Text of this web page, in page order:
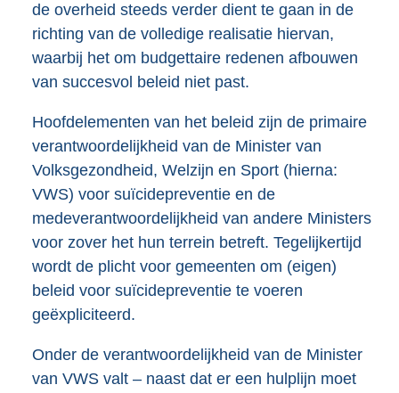
de overheid steeds verder dient te gaan in de
richting van de volledige realisatie hiervan,
waarbij het om budgettaire redenen afbouwen
van succesvol beleid niet past.
Hoofdelementen van het beleid zijn de primaire
verantwoordelijkheid van de Minister van
Volksgezondheid, Welzijn en Sport (hierna:
VWS) voor suïcidepreventie en de
medeverantwoordelijkheid van andere Ministers
voor zover het hun terrein betreft. Tegelijkertijd
wordt de plicht voor gemeenten om (eigen)
beleid voor suïcidepreventie te voeren
geëxpliciteerd.
Onder de verantwoordelijkheid van de Minister
van VWS valt – naast dat er een hulplijn moet